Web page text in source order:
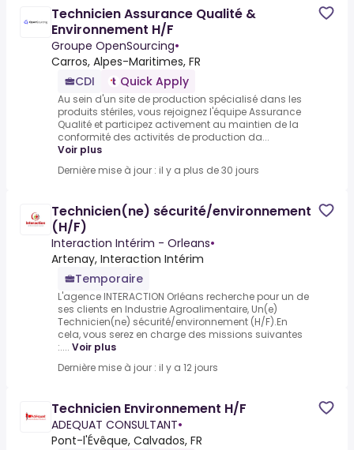
Technicien Assurance Qualité &
Environnement H/F
Groupe OpenSourcing•
Carros, Alpes-Maritimes, FR
CDI
Quick Apply
Au sein d'un site de production spécialisé dans les
produits stériles, vous rejoignez l'équipe Assurance
Qualité et participez activement au maintien de la
conformité des activités de production da...
Voir plus
Dernière mise à jour : il y a plus de 30 jours
Technicien(ne) sécurité/environnement
(H/F)
Interaction Intérim - Orleans•
Artenay, Interaction Intérim
Temporaire
L'agence INTERACTION Orléans recherche pour un de
ses clients en Industrie Agroalimentaire, Un(e)
Technicien(ne) sécurité/environnement (H/F).En
cela, vous serez en charge des missions suivantes
:.... Voir plus
Dernière mise à jour : il y a 12 jours
Technicien Environnement H/F
ADEQUAT CONSULTANT•
Pont-l'Évêque, Calvados, FR